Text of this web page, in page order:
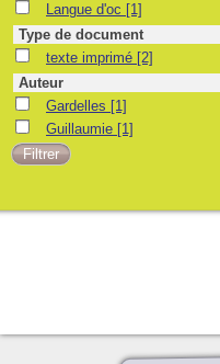
Langue d'oc [1]
Type de document
texte imprimé [2]
Auteur
Gardelles [1]
Guillaumie [1]